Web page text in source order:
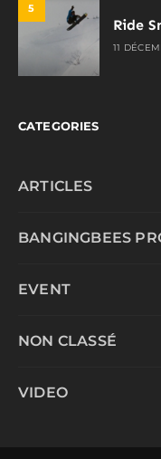
5
Ride
11
CATEGORIES
ARTICLES
BANGINGBEES
EVENT
NON CLASSÉ
VIDEO